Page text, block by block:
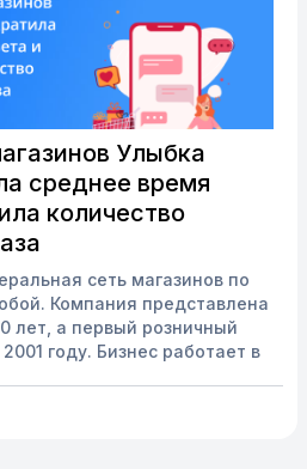
Улыбка
среднее время
количество
сеть магазинов по
Компания представлена
лет, а первый розничный
году. Бизнес работает в
товаров повседневного